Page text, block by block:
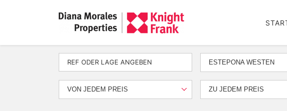
ESTEPONA WESTEN
VON JEDEM PREIS ZU JEDEM PREIS